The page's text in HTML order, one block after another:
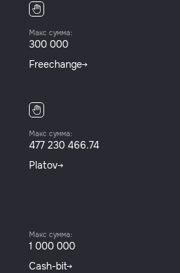
Макс сумма:
300 000
Freechange
Макс сумма:
477 230 466.74
Platov
Макс сумма:
1 000 000
Cash-bit